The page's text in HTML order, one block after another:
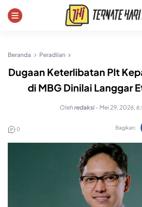
Beranda Peradilan
Dugaan Keterlibatan Plt
di MBG Dinilai Langgar
Olehredaksi - Mei 29, 2026,
0 Bagikan: